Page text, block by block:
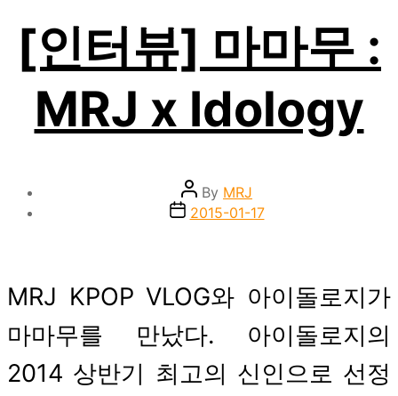
[인터뷰] 마마무 :
MRJ x Idology
Post
author
By MRJ
Post2015-01-17
MRJ KPOP VLOG와 아이돌로지가
마마무를 만났다. 아이돌로지의
2014 상반기 최고의 신인으로 선정